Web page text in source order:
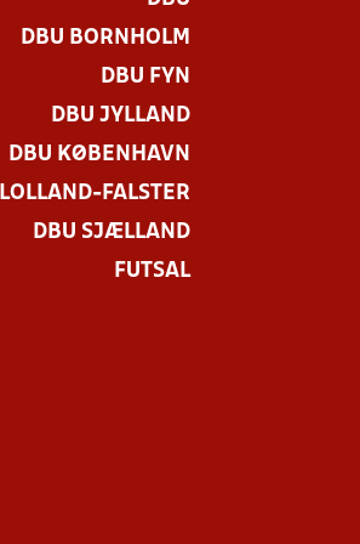
DBU BORNHOLM
DBU FYN
DBU JYLLAND
DBU KØBENHAVN
FALSTER
DBU SJÆLLAND
FUTSAL